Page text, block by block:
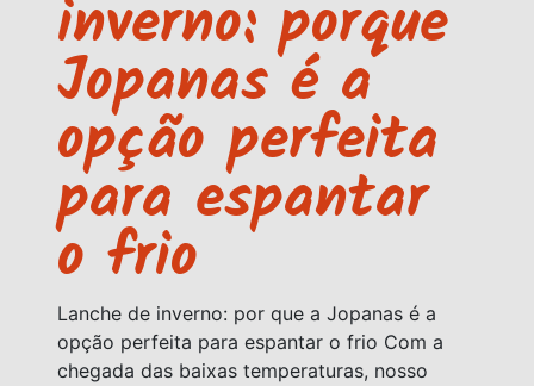
inverno: porque
Jopanas é a
opção perfeita
para espantar
o frio
Lanche de inverno: por que a Jopanas é a
opção perfeita para espantar o frio Com a
chegada das baixas temperaturas, nosso